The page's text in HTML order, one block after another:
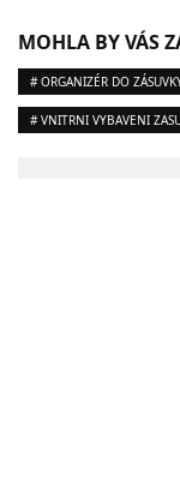
MOHLA BY VÁS
# ORGANIZÉR DO
# VNITRNI VYBAVENI